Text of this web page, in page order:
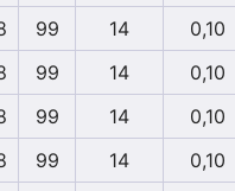
99 14
0,10
99 14
0,10
99 14
0,10
99 14
0,10